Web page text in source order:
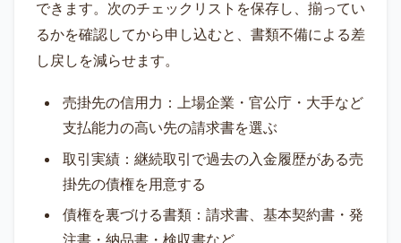
できます。次のチェックリストを保存し、揃ってい
るかを確認してから申し込むと、書類不備による差
し戻しを減らせます。
売掛先の信用力：上場企業・官公庁・大手など
支払能力の高い先の請求書を選ぶ
取引実績：継続取引で過去の入金履歴がある売
掛先の債権を用意する
債権を裏づける書類：請求書、基本契約書・発
注書・納品書・検収書など